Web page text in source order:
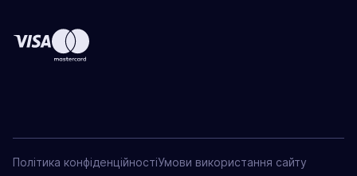
Політика конфіденційностіУмови використання сайту